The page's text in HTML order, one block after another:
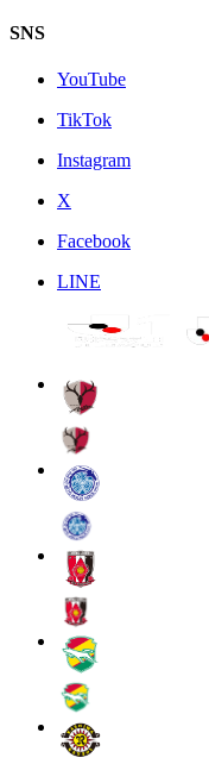
SNS
YouTube
TikTok
Instagram
X
Facebook
LINE